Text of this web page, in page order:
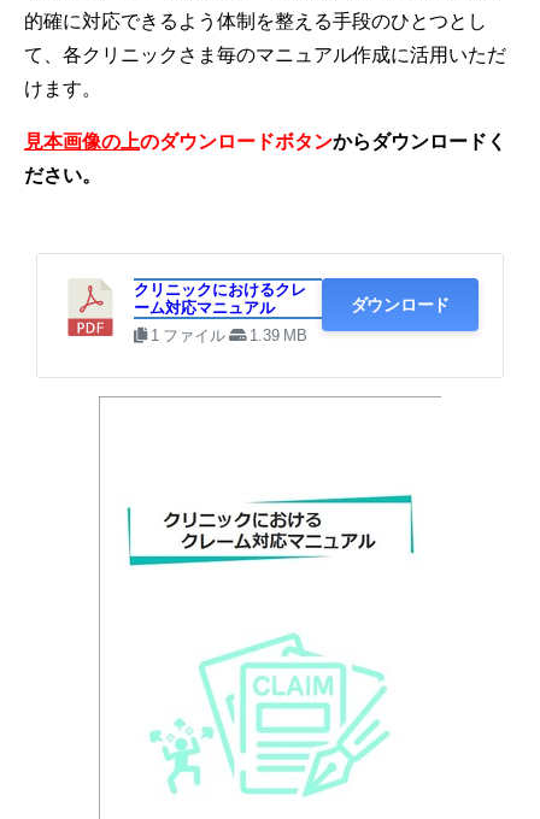
的確に対応できるよう体制を整える手段のひとつとし
て、各クリニックさま毎のマニュアル作成に活用いただ
けます。
見本画像の上のダウンロードボタンからダウンロードく
ださい。
クリニックにおけるクレ
ーム対応マニュアル
1 ファイル
1.39 MB
ダウンロード